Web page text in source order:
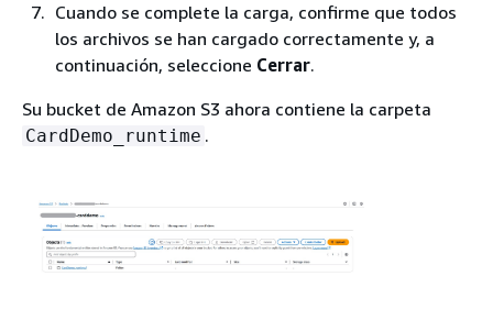
Cuando se complete la carga, confirme que todos
los archivos se han cargado correctamente y, a
continuación, seleccione Cerrar.
Su bucket de Amazon S3 ahora contiene la carpeta
CardDemo_runtime .